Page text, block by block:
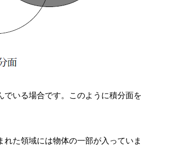
いる場合です。このように積分面を
た領域には物体の一部が入っていま